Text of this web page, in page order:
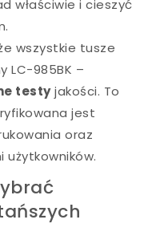
właściwie i cieszyć
wszystkie tusze
LC-985BK –
testyjakości. To
jest
oraz
użytkowników.